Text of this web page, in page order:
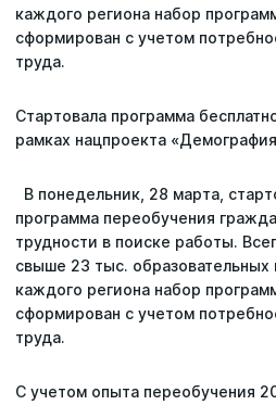
Топ-проекты
Статьи
каждого региона набор
сформирован с учетом
труда.
Стартовала программа
рамках нацпроекта
В понедельник, 28 марта,
программа переобучения
трудности в поиске работы.
свыше 23 тыс. образовательных
каждого региона набор
сформирован с учетом
труда.
С учетом опыта переобучения